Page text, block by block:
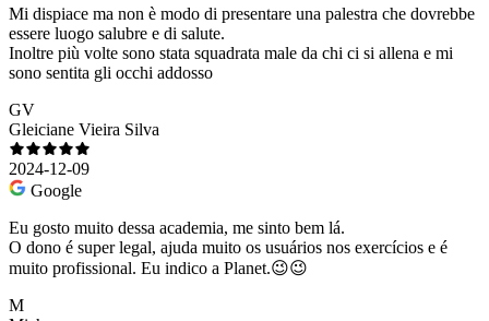
Mi dispiace ma non è modo di presentare una palestra che dovrebbe
essere luogo salubre e di salute.
Inoltre più volte sono stata squadrata male da chi ci si allena e mi
sono sentita gli occhi addosso
GV
Gleiciane Vieira Silva
2024-12-09
Google
Eu gosto muito dessa academia, me sinto bem lá.
O dono é super legal, ajuda muito os usuários nos exercícios e é
muito profissional. Eu indico a Planet.😉😉
M